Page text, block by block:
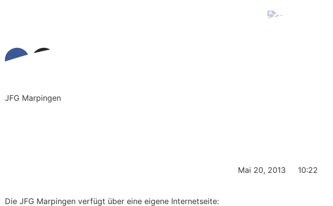
JFG Marpingen
Mai 20, 2013 10:22
Die JFG Marpingen verfügt über eine eigene Internetseite: